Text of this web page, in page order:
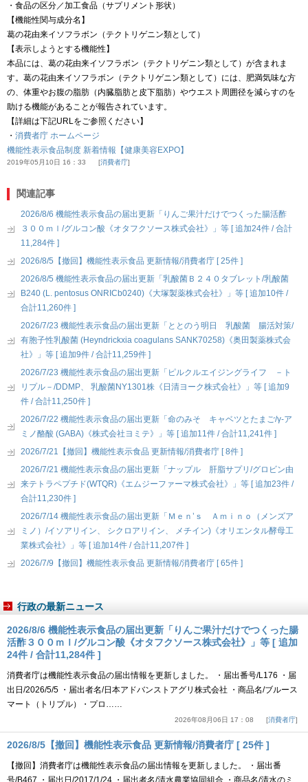
・食品の区分／加工食品（サプリメント形状）
【機能性関与成分名】
葛の花由来イソフラボン（テクトリゲニン類として）
【表示しようとする機能性】
本品には、葛の花由来イソフラボン（テクトリゲニン類として）が含まれま
す。葛の花由来イソフラボン（テクトリゲニン類として）には、肥満気味な方
の、体重やお腹の脂肪（内臓脂肪と皮下脂肪）やウエスト周囲径を減らすのを
助ける機能があることが報告されています。
【詳細は下記URLをご参照ください】
・ 消費者庁 ホームページ
機能性表示食品制度 新着情報【健康美容EXPO】
2019年05月10日 16：33 消費者庁
関連記事
2026/8/6 機能性表示食品の届出更新「りんご果汁だけでつくった腸活酢
３００ｍｌ/グルコン酸《オタフクソース株式会社》」等 [ 追加24件 / 合計
11,284件 ]
2026/8/5【撤回】機能性表示食品 更新情報/消費者庁 [ 25件 ]
2026/8/5 機能性表示食品の届出更新「乳酸菌Ｂ２４０タブレット/乳酸菌
B240 (L. pentosus ONRICb0240)《大塚製薬株式会社》」等 [ 追加10件 /
合計11,260件 ]
2026/7/23 機能性表示食品の届出更新「ととのう明日 乳酸菌 腸活対策/
有胞子性乳酸菌 (Heyndrickxia coagulans SANK70258)《奥田製薬株式会
社》」等 [ 追加9件 / 合計11,259件 ]
2026/7/23 機能性表示食品の届出更新「ピルクルエイジングライフ －ト
リプル－/DDMP、 乳酸菌NY1301株《日清ヨーク株式会社》」等 [ 追加9
件 / 合計11,250件 ]
2026/7/22 機能性表示食品の届出更新「命のみそ キャベツとたまご/γ-ア
ミノ酪酸 (GABA)《株式会社ヨミテ》」等 [ 追加11件 / 合計11,241件 ]
2026/7/21【撤回】機能性表示食品 更新情報/消費者庁 [ 8件 ]
2026/7/21 機能性表示食品の届出更新「ナップル 肝脂サプリ/グロビン由
来テトラペプチド(WTQR)《エムジーファーマ株式会社》」等 [ 追加23件 /
合計11,230件 ]
2026/7/14 機能性表示食品の届出更新「Ｍｅｎ’ｓ Ａｍｉｎｏ（メンズア
ミノ）/イソアリイン、 シクロアリイン、 メチイン)《オリエンタル酵母工
業株式会社》」等 [ 追加14件 / 合計11,207件 ]
2026/7/9【撤回】機能性表示食品 更新情報/消費者庁 [ 65件 ]
行政の最新ニュース
2026/8/6 機能性表示食品の届出更新「りんご果汁だけでつくった腸
活酢３００ｍｌ/グルコン酸《オタフクソース株式会社》」等 [ 追加
24件 / 合計11,284件 ]
消費者庁は機能性表示食品の届出情報を更新しました。 ・届出番号/L176 ・届
出日/2026/5/5 ・届出者名/日本アドバンストアグリ株式会社 ・商品名/ブルース
マート（トリプル）・プロ……
2026年08月06日 17：08 消費者庁
2026/8/5【撤回】機能性表示食品 更新情報/消費者庁 [ 25件 ]
【撤回】消費者庁は機能性表示食品の届出情報を更新しました。 ・届出番
号/B467 ・届出日/2017/1/24 ・届出者名/清水農業協同組合 ・商品名/清水のミ